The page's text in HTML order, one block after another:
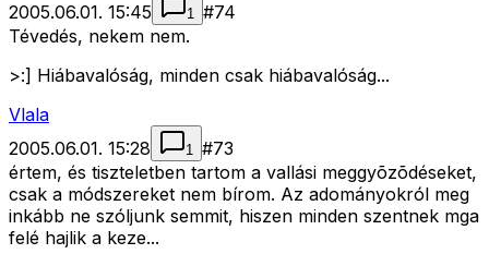
2005.06.01. 15:45 1 #74
Tévedés, nekem nem.
>:] Hiábavalóság, minden csak hiábavalóság...
Vlala
2005.06.01. 15:28
1 #73
értem, és tiszteletben tartom a vallási meggyõzõdéseket,
csak a módszereket nem bírom. Az adományokról meg
inkább ne szóljunk semmit, hiszen minden szentnek mga
felé hajlik a keze...